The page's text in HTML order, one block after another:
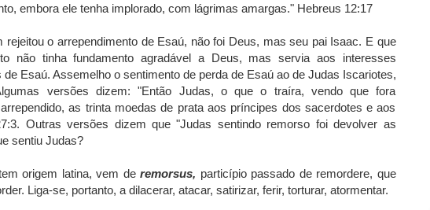
embora ele tenha implorado, com lágrimas amargas." Hebreus 12:17
rejeitou o arrependimento de Esaú, não foi Deus, mas seu pai Isaac. E que
não tinha fundamento agradável a Deus, mas servia aos interesses
de Esaú. Assemelho o sentimento de perda de Esaú ao de Judas Iscariotes,
versões dizem: "Então Judas, o que o traíra, vendo que fora
as trinta moedas de prata aos príncipes dos sacerdotes e aos
Outras versões dizem que "Judas sentindo remorso foi devolver as
sentiu Judas?
origem latina, vem deremorsus, particípio passado de remordere, que
Liga-se, portanto, a dilacerar, atacar, satirizar, ferir, torturar, atormentar.